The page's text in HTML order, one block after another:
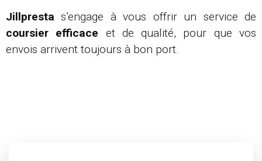
Jillpresta s’engage à vous offrir un service de
coursier efficace et de qualité, pour que vos
envois arrivent toujours à bon port.